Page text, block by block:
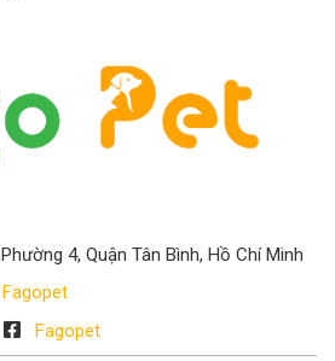
4, Quận Tân Bình, Hồ Chí Minh
Fagopet
Fagopet